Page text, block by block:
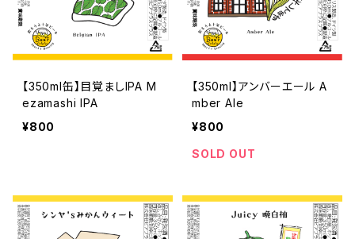
【350ml缶】目覚ましIPA M
ezamashi IPA
¥800
【350ml】アンバーエール A
mber Ale
¥800
SOLD OUT